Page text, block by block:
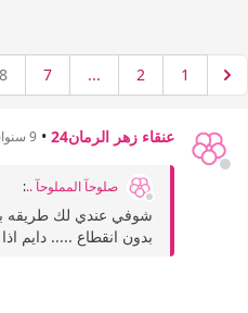
1
2
...
7
8
عنقاء زهر الرمان24 • 9 سنوات
صلوحآ المملوحآ ..:
شوفي عندي لك طريقه
بدون انقطاع ..... دايم